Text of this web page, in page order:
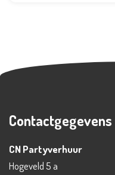
Contactgegevens
CN Partyverhuur
Hogeveld 5 a